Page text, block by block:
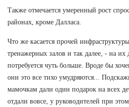
Также отмечается умеренный рост
районах, кроме Далласа.
Что же касается прочей
тренажерных залов и так далее, - на их
потребуется чуть больше. Вроде бы
они это все тихо умудряются...
мамочкам дали один подарок на всех
отдали вовсе, у руководителей при